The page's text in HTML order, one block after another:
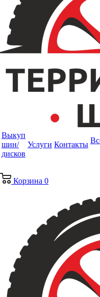
Выкуп
шин/
дисков
Услуги Контакты
Корзина 0